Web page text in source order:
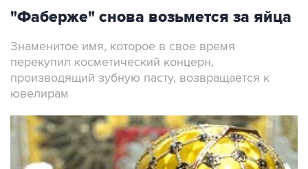
"Фаберже" снова возьмется за яйца
Знаменитое имя, которое в свое время
перекупил косметический концерн,
производящий зубную пасту, возвращается к
ювелирам